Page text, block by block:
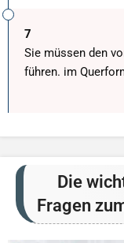
7
Sie müssen den
führen. im
Die
Fragen